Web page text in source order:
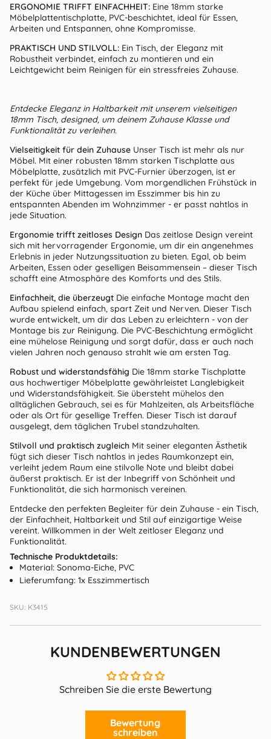
ERGONOMIE TRIFFT EINFACHHEIT: Eine 18mm starke
Möbelplattentischplatte, PVC-beschichtet, ideal für Essen,
Arbeiten und Entspannen, ohne Kompromisse.
PRAKTISCH UND STILVOLL: Ein Tisch, der Eleganz mit
Robustheit verbindet, einfach zu montieren und ein
Leichtgewicht beim Reinigen für ein stressfreies Zuhause.
Entdecke Eleganz in Haltbarkeit mit unserem vielseitigen
18mm Tisch, designed, um deinem Zuhause Klasse und
Funktionalität zu verleihen.
Vielseitigkeit für dein Zuhause Unser Tisch ist mehr als nur
Möbel. Mit einer robusten 18mm starken Tischplatte aus
Möbelplatte, zusätzlich mit PVC-Furnier überzogen, ist er
perfekt für jede Umgebung. Vom morgendlichen Frühstück in
der Küche über Mittagessen im Esszimmer bis hin zu
entspannten Abenden im Wohnzimmer - er passt nahtlos in
jede Situation.
Ergonomie trifft zeitloses Design Das zeitlose Design vereint
sich mit hervorragender Ergonomie, um dir ein angenehmes
Erlebnis in jeder Nutzungssituation zu bieten. Egal, ob beim
Arbeiten, Essen oder geselligen Beisammensein – dieser Tisch
schafft eine Atmosphäre des Komforts und des Stils.
Einfachheit, die überzeugt Die einfache Montage macht den
Aufbau spielend einfach, spart Zeit und Nerven. Dieser Tisch
wurde entwickelt, um dir das Leben zu erleichtern - von der
Montage bis zur Reinigung. Die PVC-Beschichtung ermöglicht
eine mühelose Reinigung und sorgt dafür, dass er auch nach
vielen Jahren noch genauso strahlt wie am ersten Tag.
Robust und widerstandsfähig Die 18mm starke Tischplatte
aus hochwertiger Möbelplatte gewährleistet Langlebigkeit
und Widerstandsfähigkeit. Sie übersteht mühelos den
alltäglichen Gebrauch, sei es für Mahlzeiten, als Arbeitsfläche
oder als Ort für gesellige Treffen. Dieser Tisch ist darauf
ausgelegt, dem täglichen Trubel standzuhalten.
Stilvoll und praktisch zugleich Mit seiner eleganten Ästhetik
fügt sich dieser Tisch nahtlos in jedes Raumkonzept ein,
verleiht jedem Raum eine stilvolle Note und bleibt dabei
äußerst praktisch. Er ist der Inbegriff von Schönheit und
Funktionalität, die sich harmonisch vereinen.
Entdecke den perfekten Begleiter für dein Zuhause - ein Tisch,
der Einfachheit, Haltbarkeit und Stil auf einzigartige Weise
vereint. Willkommen in der Welt zeitloser Eleganz und
Funktionalität.
Technische Produktdetails:
Material: Sonoma-Eiche, PVC
Lieferumfang: 1x Esszimmertisch
SKU: K3415
KUNDENBEWERTUNGEN
Schreiben Sie die erste Bewertung
Bewertung
schreiben